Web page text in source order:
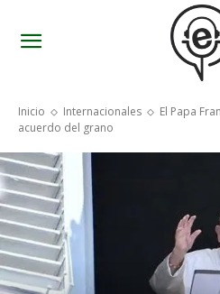
Inicio Internacionales
El Papa
acuerdo del grano